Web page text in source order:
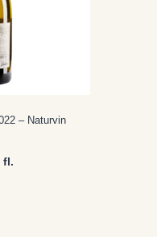
– Naturvin
fl.